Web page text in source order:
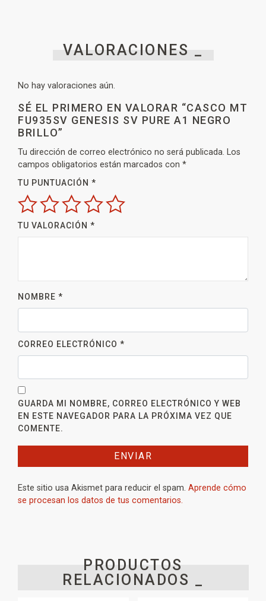
VALORACIONES _
No hay valoraciones aún.
SÉ EL PRIMERO EN VALORAR “CASCO MT
FU935SV GENESIS SV PURE A1 NEGRO
BRILLO”
Tu dirección de correo electrónico no será publicada. Los
campos obligatorios están marcados con *
TU PUNTUACIÓN *
TU VALORACIÓN *
NOMBRE *
CORREO ELECTRÓNICO *
GUARDA MI NOMBRE, CORREO ELECTRÓNICO Y WEB
EN ESTE NAVEGADOR PARA LA PRÓXIMA VEZ QUE
COMENTE.
Este sitio usa Akismet para reducir el spam. Aprende cómo
se procesan los datos de tus comentarios.
PRODUCTOS
RELACIONADOS _